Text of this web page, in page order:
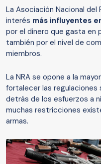
La Asociación Nacional
interés más influyentes
por el dinero que gasta en
también por el nivel de
miembros.
La NRA se opone a la
fortalecer las
detrás de los esfuerzos a
muchas restricciones
armas.